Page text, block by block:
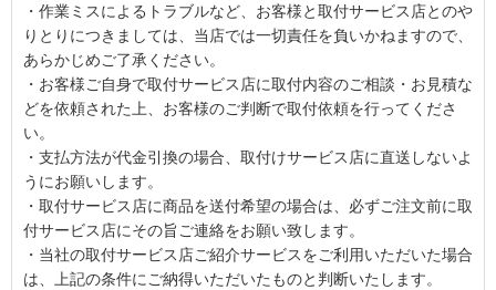
・作業ミスによるトラブルなど、お客様と取付サービス店とのや
りとりにつきましては、当店では一切責任を負いかねますので、
あらかじめご了承ください。
・お客様ご自身で取付サービス店に取付内容のご相談・お見積な
どを依頼された上、お客様のご判断で取付依頼を行ってくださ
い。
・支払方法が代金引換の場合、取付けサービス店に直送しないよ
うにお願いします。
・取付サービス店に商品を送付希望の場合は、必ずご注文前に取
付サービス店にその旨ご連絡をお願い致します。
・当社の取付サービス店ご紹介サービスをご利用いただいた場合
は、上記の条件にご納得いただいたものと判断いたします。